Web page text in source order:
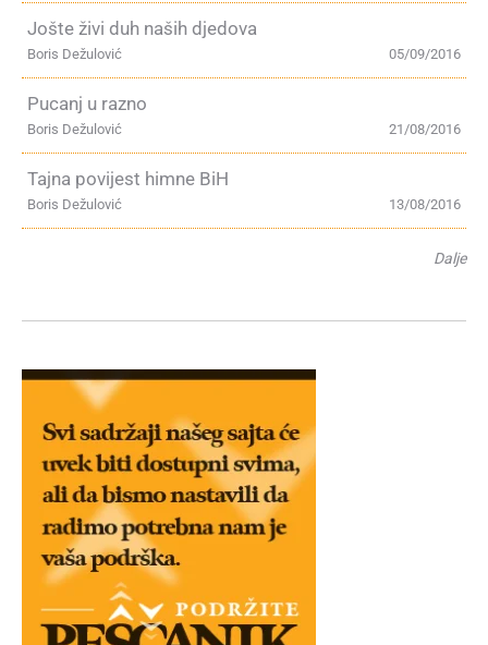
Jošte živi duh naših djedova
05/09/2016
Boris Dežulović
Pucanj u razno
21/08/2016
Boris Dežulović
Tajna povijest himne BiH
13/08/2016
Boris Dežulović
Dalje